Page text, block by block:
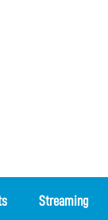
Streaming